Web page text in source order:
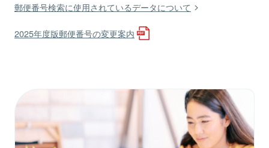
郵便番号検索に使用されているデータについて
2025年度版郵便番号の変更案内